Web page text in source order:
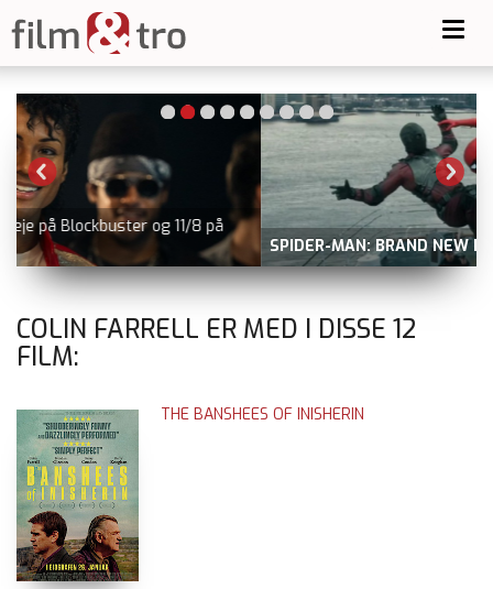
SPIDER-MAN: BRAND NEW DAY i biografen
COLIN FARRELL ER MED I DISSE 12
FILM:
THE BANSHEES OF INISHERIN